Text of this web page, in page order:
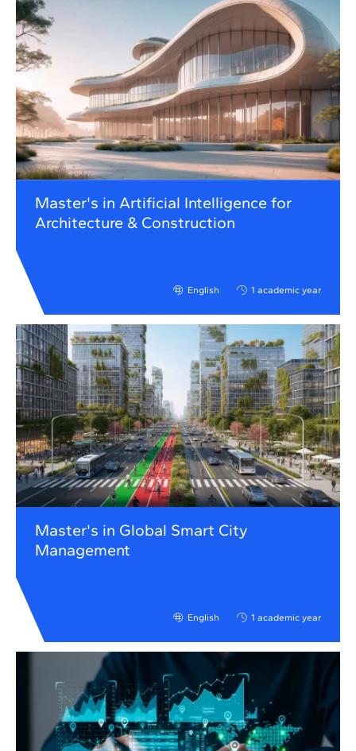
Master's in Artificial Intelligence for
Architecture & Construction
English 1 academic year
Master's in Global Smart City
Management
English 1 academic year